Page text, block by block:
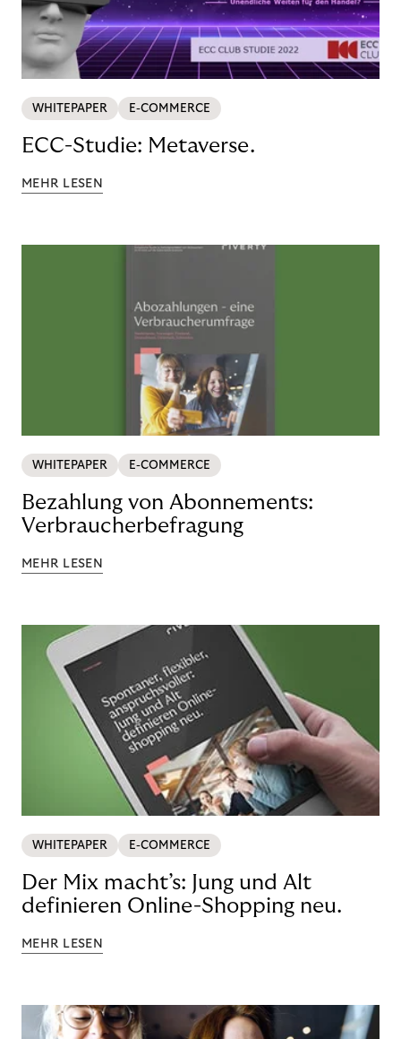
WHITEPAPER E-COMMERCE
ECC-Studie: Metaverse.
MEHR LESEN
WHITEPAPER E-COMMERCE
Bezahlung von Abonnements:
Verbraucherbefragung
MEHR LESEN
WHITEPAPER E-COMMERCE
Der Mix macht’s: Jung und Alt
definieren Online-Shopping neu.
MEHR LESEN